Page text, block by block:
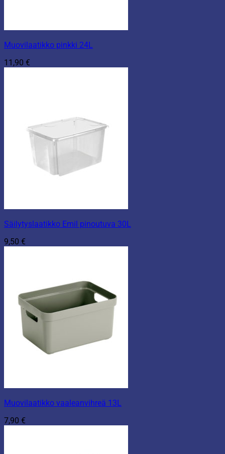
Muovilaatikko pinkki 24L
11,90 €
Säilytyslaatikko Emil pinoutuva 30L
9,50 €
Muovilaatikko vaaleanvihreä 13L
7,90 €